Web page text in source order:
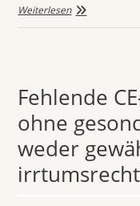
Weiterlesen
Fehlende
ohne
weder